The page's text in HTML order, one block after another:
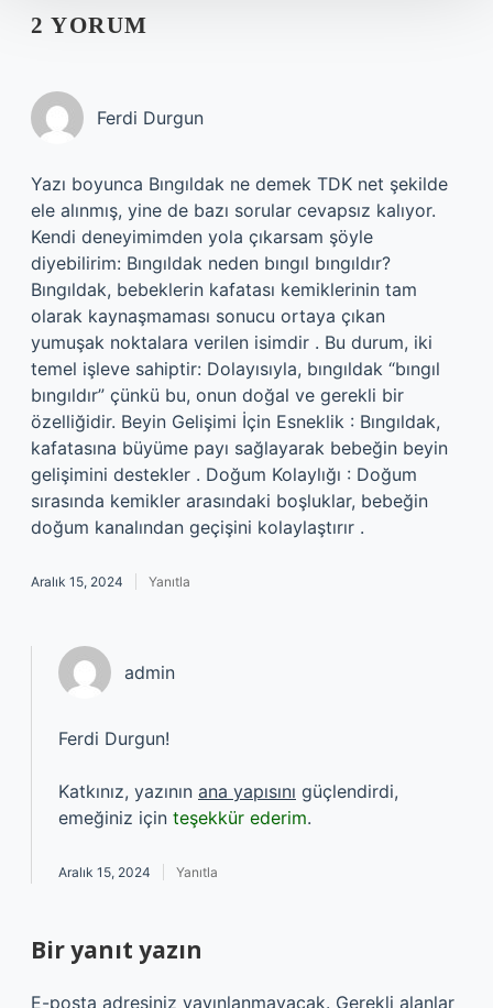
2 YORUM
Ferdi Durgun
Yazı boyunca Bıngıldak ne demek TDK net şekilde
ele alınmış, yine de bazı sorular cevapsız kalıyor.
Kendi deneyimimden yola çıkarsam şöyle
diyebilirim: Bıngıldak neden bıngıl bıngıldır?
Bıngıldak, bebeklerin kafatası kemiklerinin tam
olarak kaynaşmaması sonucu ortaya çıkan
yumuşak noktalara verilen isimdir . Bu durum, iki
temel işleve sahiptir: Dolayısıyla, bıngıldak “bıngıl
bıngıldır” çünkü bu, onun doğal ve gerekli bir
özelliğidir. Beyin Gelişimi İçin Esneklik : Bıngıldak,
kafatasına büyüme payı sağlayarak bebeğin beyin
gelişimini destekler . Doğum Kolaylığı : Doğum
sırasında kemikler arasındaki boşluklar, bebeğin
doğum kanalından geçişini kolaylaştırır .
Aralık 15, 2024 Yanıtla
admin
Ferdi Durgun!
Katkınız, yazının ana yapısını güçlendirdi,
emeğiniz için teşekkür ederim.
Aralık 15, 2024 Yanıtla
Bir yanıt yazın
E-posta adresiniz yayınlanmayacak. Gerekli alanlar